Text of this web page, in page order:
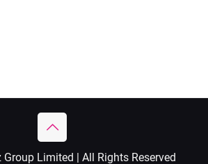
Limited | All Rights Reserved